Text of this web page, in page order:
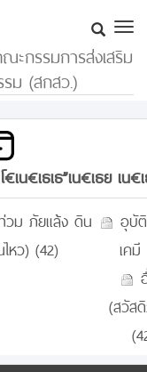
กรรมการส่งเสริม
ม (สกสว.)
โ€เน€เธเธ”เน€เธย เ
วม ภัยแล้ง ดิน
หว) (42)
อุบั
เคมี
(สวัส